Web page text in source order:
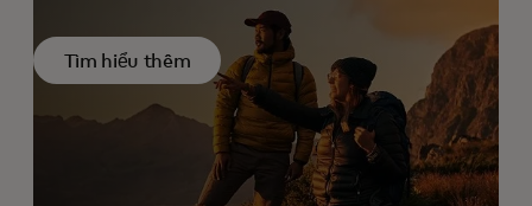
Tìm hiểu thêm